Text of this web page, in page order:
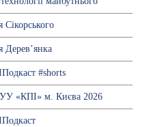
Дерев’янка
#shorts
«КПІ» м. Києва 2026